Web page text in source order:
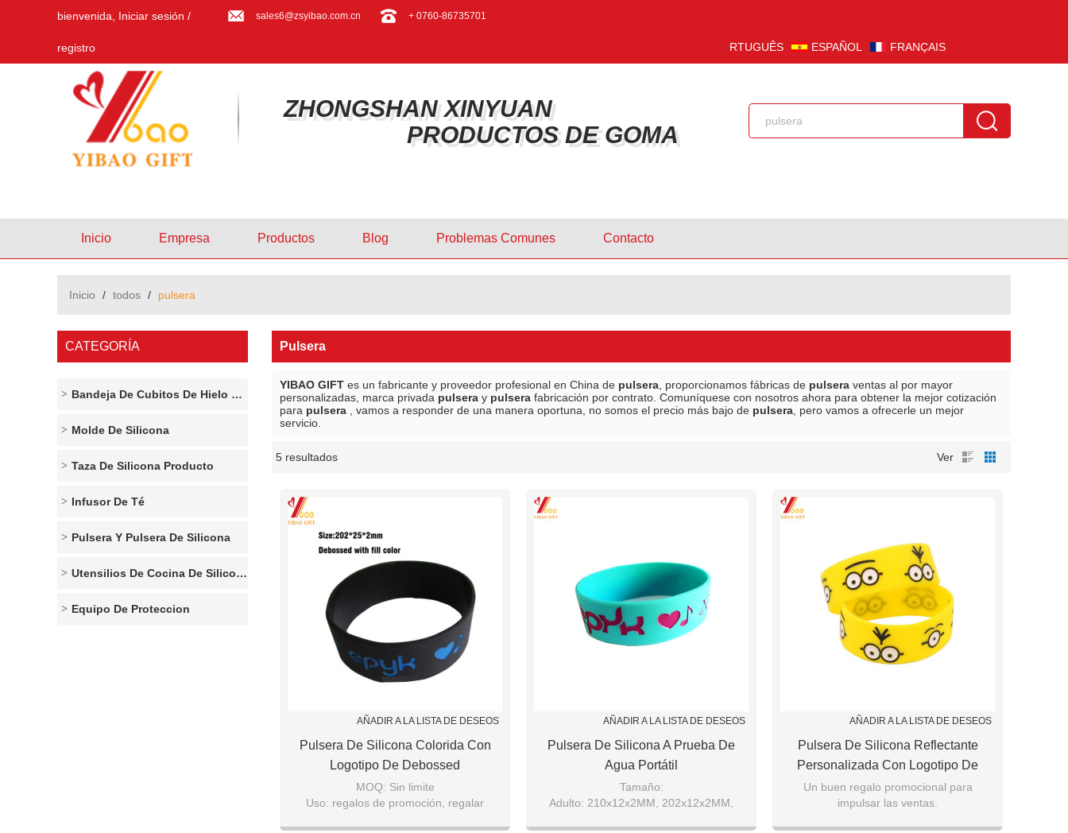
bienvenida, Iniciar sesión /
registro
sales6@zsyibao.com.cn + 0760-86735701
PORTUGUÊS ESPAÑOL FRANÇAIS
ZHONGSHAN XINYUAN
PRODUCTOS DE GOMA
Inicio Empresa Productos Blog Problemas Comunes Contacto
Inicio / todos / pulsera
CATEGORÍA
Bandeja De Cubitos De Hielo De Silicona
Molde De Silicona
Taza De Silicona Producto
Infusor De Té
Pulsera Y Pulsera De Silicona
Utensilios De Cocina De Silicona
Equipo De Proteccion
Pulsera
YIBAO GIFT es un fabricante y proveedor profesional en China de pulsera , proporcionamos fábricas de pulsera ventas al por mayor
personalizadas, marca privada pulsera y pulsera fabricación por contrato. Comuníquese con nosotros ahora para obtener la mejor cotización
para pulsera , vamos a responder de una manera oportuna, no somos el precio más bajo de pulsera , pero vamos a ofrecerle un mejor
servicio.
5 resultados Ver
escaparate
AÑADIR A LA LISTA DE DESEOS
Pulsera De Silicona Colorida Con
Logotipo De Debossed
Personalizado
MOQ: Sin limite
Uso: regalos de promoción, regalar
AÑADIR A LA LISTA DE DESEOS
Pulsera De Silicona A Prueba De
Agua Portátil
Tamaño:
Adulto: 210x12x2MM, 202x12x2MM,
AÑADIR A LA LISTA DE DESEOS
Pulsera De Silicona Reflectante
Personalizada Con Logotipo De
Debossed
Un buen regalo promocional para
impulsar las ventas.